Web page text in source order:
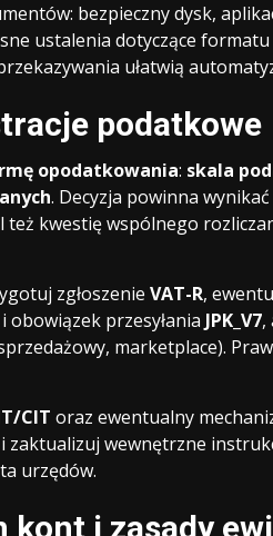
bezpieczny dysk,
ustalenia dotyczące formatu
ułatwią
podatkowe
opodatkowania: skala
. Decyzja powinna
kwestię wspólnego
zgłoszenie VAT-R,
przesyłania JPK_V7,
marketplace).
CIT oraz ewentualny
i zaktualizuj wewnętrzne
urzędów.
i zasady